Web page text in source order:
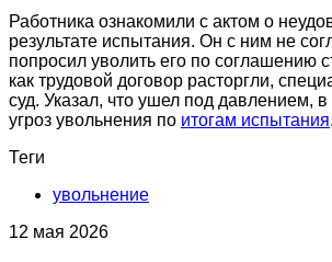
Работника ознакомили с актом о
результате испытания. Он с ним не
попросил уволить его по соглашению
как трудовой договор расторгли,
суд. Указал, что ушел под давлением, в
угроз увольнения по итогам испытания.
Теги
увольнение
12 мая 2026